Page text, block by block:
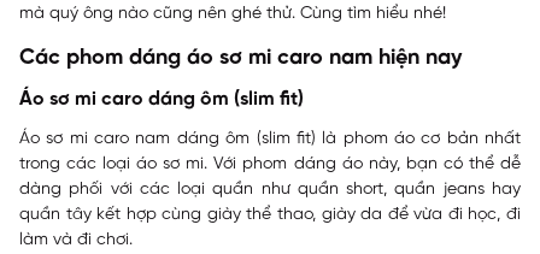
mà quý ông nào cũng nên ghé thử. Cùng tìm hiểu nhé!
Các phom dáng áo sơ mi caro nam hiện nay
Áo sơ mi caro dáng ôm (slim fit)
Áo sơ mi caro nam dáng ôm (slim fit) là phom áo cơ bản nhất
trong các loại áo sơ mi. Với phom dáng áo này, bạn có thể dễ
dàng phối với các loại quần như quần short, quần jeans hay
quần tây kết hợp cùng giày thể thao, giày da để vừa đi học, đi
làm và đi chơi.